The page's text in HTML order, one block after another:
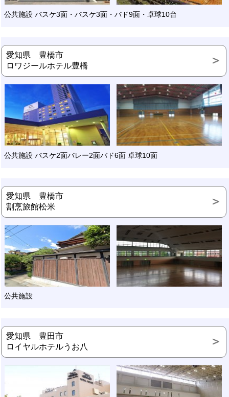
公共施設 バスケ3面・バスケ3面・バド9面・卓球10台
愛知県 豊橋市
ロワジールホテル豊橋
公共施設 バスケ2面バレー2面バド6面 卓球10面
愛知県 豊橋市
割烹旅館松米
公共施設
愛知県 豊田市
ロイヤルホテルうお八